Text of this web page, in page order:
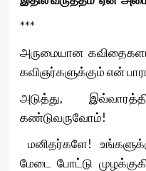
***
அருமையான
கவிஞர்களுக்கும் என்
அடுத்து,
கண்டுவருவோம்!
மனிதர்களே!
மேடை போட்டு